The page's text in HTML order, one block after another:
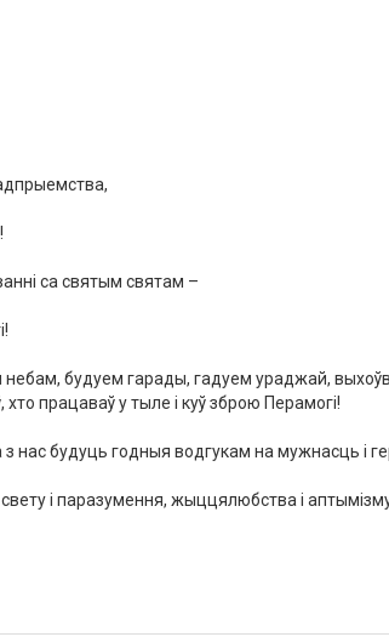
,
!
са святым святам –
!
небам, будуем гарады, гадуем ураджай,
, хто працаваўутыле і куўзброю Перамогі!
з насбудуць годныя водгукам на мужнасць і
светуі паразумення, жыццялюбства і